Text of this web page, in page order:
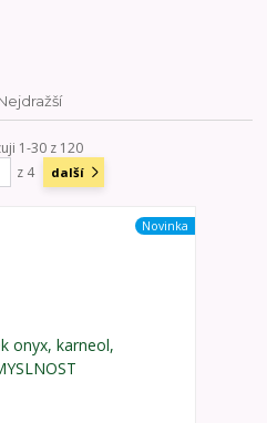
1-30 z 120
z 4 další
Novinka